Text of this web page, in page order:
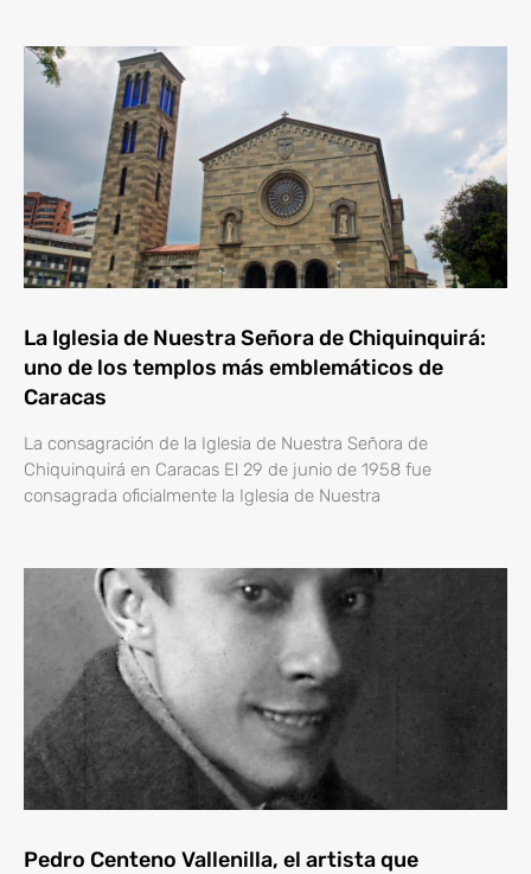
La Iglesia de Nuestra Señora de Chiquinquirá:
uno de los templos más emblemáticos de
Caracas
La consagración de la Iglesia de Nuestra Señora de
Chiquinquirá en Caracas El 29 de junio de 1958 fue
consagrada oficialmente la Iglesia de Nuestra
Pedro Centeno Vallenilla, el artista que